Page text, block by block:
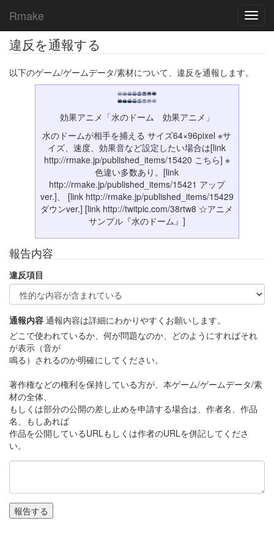
Rmake
違反を通報する
以下のゲーム/ゲームデータ/素材について、違反を通報します。
効果アニメ「水のドーム 効果アニメ」
水のドームが相手を捕える サイズ64×96pixel ※サ
イズ、速度、効果音など設定したい場合は[link
http://rmake.jp/published_items/15420 こちら] ※
色違い多数あり。[link
http://rmake.jp/published_items/15421 アップ
ver.]、 [link http://rmake.jp/published_items/15429
ダウンver.] [link http://twitpic.com/38rtw8 ☆アニメ
サンプル『水のドーム』]
報告内容
違反項目
通報内容 通報内容は詳細にわかりやすくお願いします。
どこで使われているか、何が問題なのか、どのようにすればそれ
が表示（音が
鳴る）されるのか明確にしてください。
著作権などの権利を保持している方が、本ゲーム/ゲームデータ/素
材の全体、
もしくは部分の公開の差し止めを申請する場合は、作者名、作品
名、もしあれば
作品を公開しているURLもしくは作者のURLを併記してくださ
い。